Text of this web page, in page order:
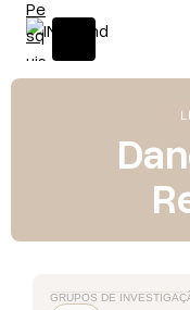
GRUPOS DE